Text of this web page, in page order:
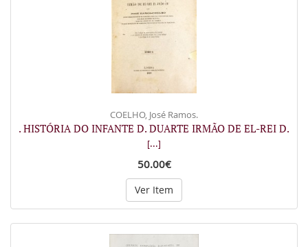
COELHO, José Ramos.
. HISTÓRIA DO INFANTE D. DUARTE IRMÃO DE EL-REI D.
[...]
50.00€
Ver Item